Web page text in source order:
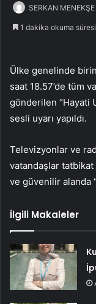
SERKAN MENEKŞE
1 dakika okuma süresi
Ülke genelinde
saat 18.57’de tüm
gönderilen “Hayati
sesli uyarı yapıldı.
Televizyonlar ve
vatandaşlar tatbikat
ve güvenilir alanda
İlgili Makaleler